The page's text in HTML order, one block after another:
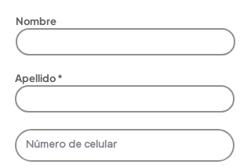
Nombre
Apellido